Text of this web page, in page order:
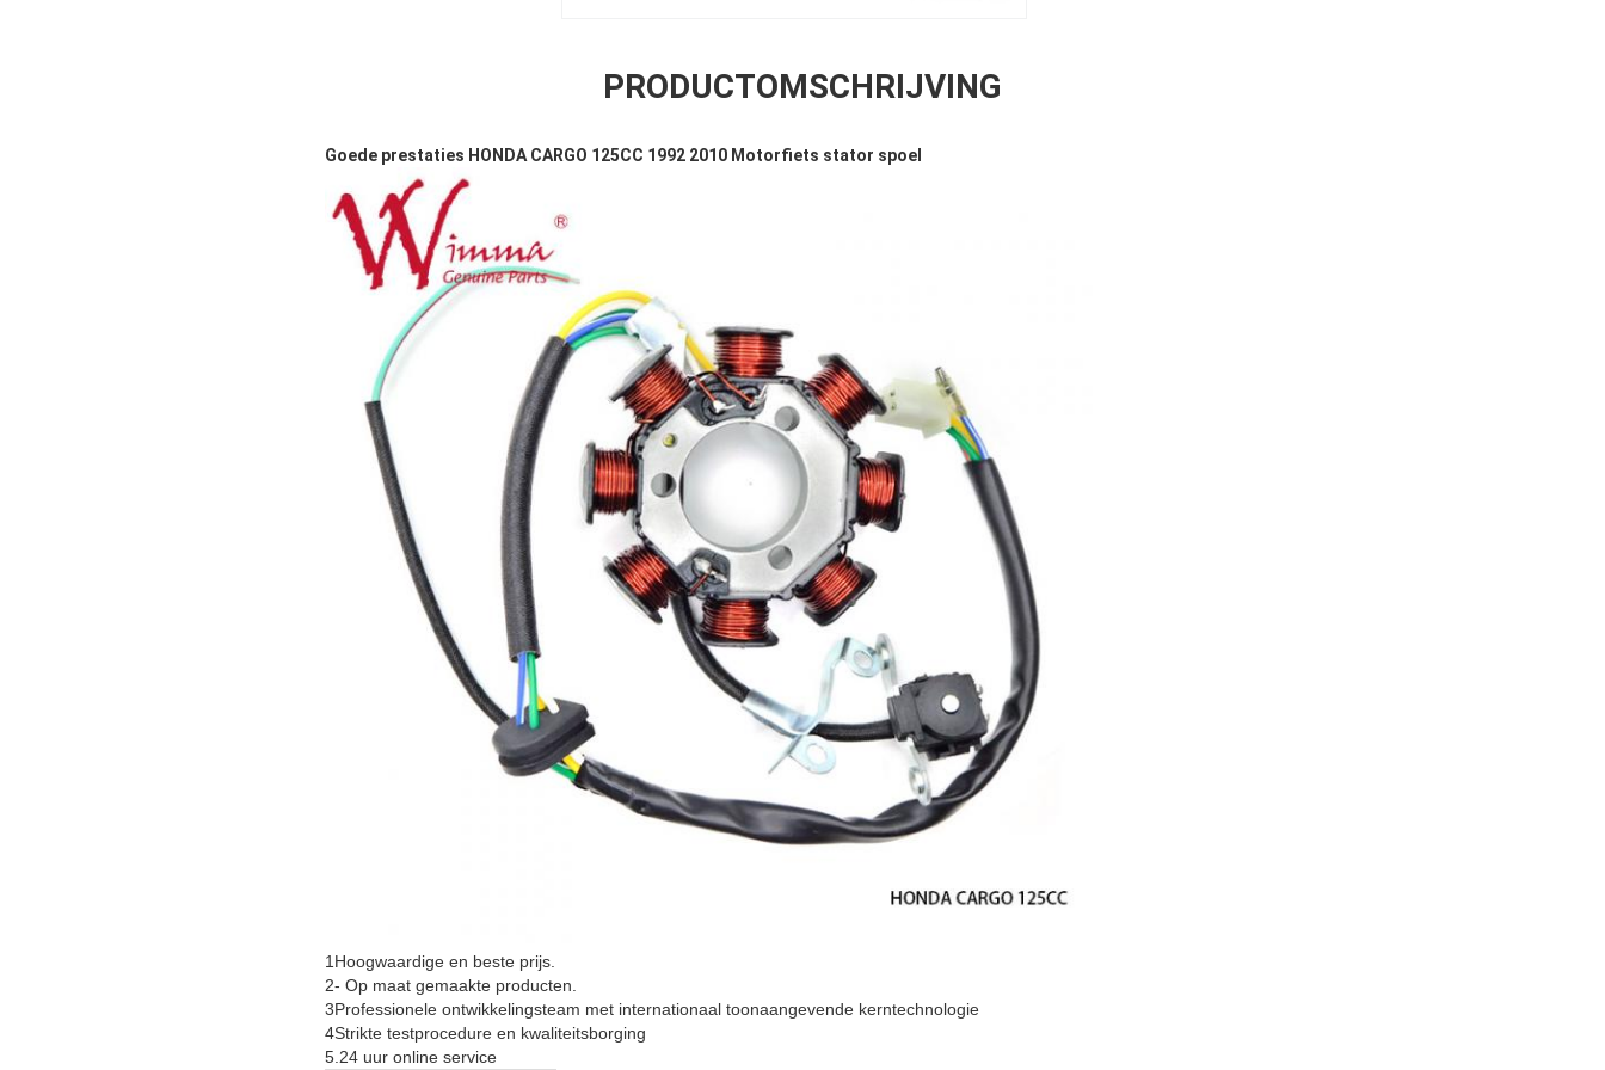
PRODUCTOMSCHRIJVING
Goede prestaties HONDA CARGO 125CC 1992 2010 Motorfiets stator spoel
1Hoogwaardige en beste prijs.
2- Op maat gemaakte producten.
3Professionele ontwikkelingsteam met internationaal toonaangevende kerntechnologie
4Strikte testprocedure en kwaliteitsborging
5.24 uur online service